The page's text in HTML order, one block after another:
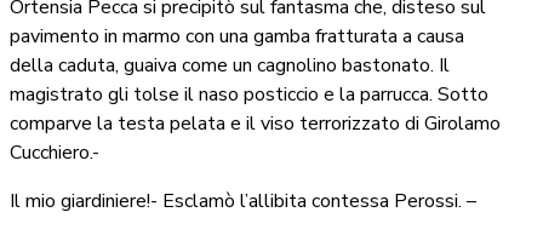
Ortensia Pecca si precipitò sul fantasma che, disteso sul
pavimento in marmo con una gamba fratturata a causa
della caduta, guaiva come un cagnolino bastonato. Il
magistrato gli tolse il naso posticcio e la parrucca. Sotto
comparve la testa pelata e il viso terrorizzato di Girolamo
Cucchiero.-
Il mio giardiniere!- Esclamò l’allibita contessa Perossi. –